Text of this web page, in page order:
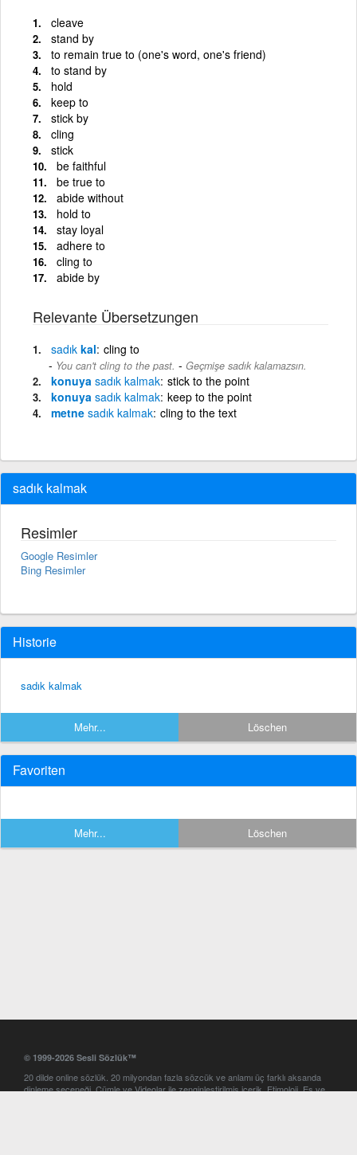
cleave
stand by
to remain true to (one's word, one's friend)
to stand by
hold
keep to
stick by
cling
stick
be faithful
be true to
abide without
hold to
stay loyal
adhere to
cling to
abide by
Relevante Übersetzungen
sadık kal cling to
You can't cling to the past. - Geçmişe sadık kalamazsın.
konuya sadık kalmak stick to the point
konuya sadık kalmak keep to the point
metne sadık kalmak cling to the text
sadık kalmak
Resimler
Google Resimler
Bing Resimler
Historie
sadık kalmak
Mehr... Löschen
Favoriten
Mehr... Löschen
© 1999-2026 Sesli Sözlük™
20 dilde online sözlük. 20 milyondan fazla sözcük ve anlamı üç farklı aksanda
dinleme seçeneği. Cümle ve Videolar ile zenginleştirilmiş içerik. Etimoloji, Eş ve